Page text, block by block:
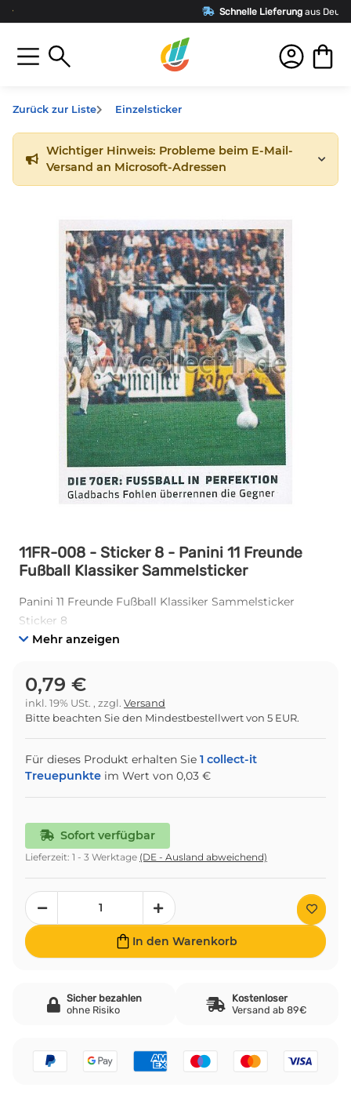
Schnelle Lieferung aus Deutschland
Zurück zur Liste Einzelsticker
Wichtiger Hinweis: Probleme beim E-Mail-
Versand an Microsoft-Adressen
11FR-008 - Sticker 8 - Panini 11 Freunde
Fußball Klassiker Sammelsticker
Panini 11 Freunde Fußball Klassiker Sammelsticker
Sticker 8
Mehr anzeigen
0,79 €
inkl. 19% USt. , zzgl. Versand
Bitte beachten Sie den Mindestbestellwert von 5 EUR.
Für dieses Produkt erhalten Sie 1 collect-it
Treuepunkte im Wert von 0,03 €
Sofort verfügbar
Lieferzeit: 1 - 3 Werktage (DE - Ausland abweichend)
In den Warenkorb
Sicher bezahlen
ohne Risiko
Kostenloser
Versand ab 89€